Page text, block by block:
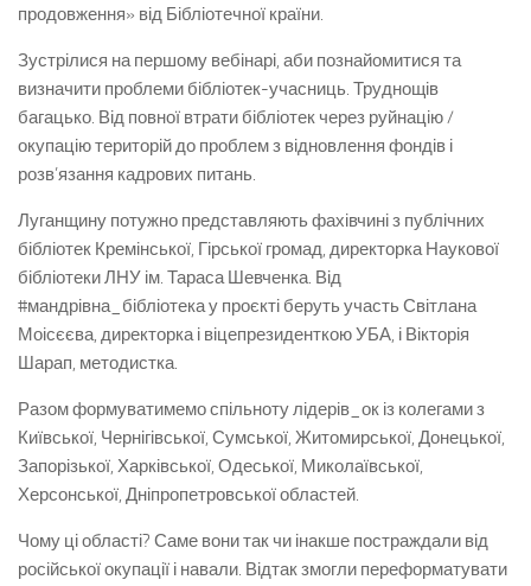
продовження» від Бібліотечної країни.
Зустрілися на першому вебінарі, аби познайомитися та
визначити проблеми бібліотек-учасниць. Труднощів
багацько. Від повної втрати бібліотек через руйнацію /
окупацію територій до проблем з відновлення фондів і
розв’язання кадрових питань.
Луганщину потужно представляють фахівчині з публічних
бібліотек Кремінської, Гірської громад, директорка Наукової
бібліотеки ЛНУ ім. Тараса Шевченка. Від
#мандрівна_бібліотека у проєкті беруть участь Світлана
Моісєєва, директорка і віцепрезиденткою УБА, і Вікторія
Шарап, методистка.
Разом формуватимемо спільноту лідерів_ок із колегами з
Київської, Чернігівської, Сумської, Житомирської, Донецької,
Запорізької, Харківської, Одеської, Миколаївської,
Херсонської, Дніпропетровської областей.
Чому ці області? Саме вони так чи інакше постраждали від
російської окупації і навали. Відтак змогли переформатувати